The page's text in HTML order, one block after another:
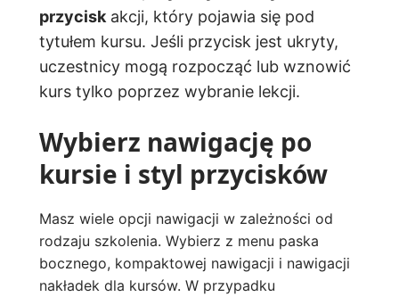
przycisk akcji, który pojawia się pod
tytułem kursu. Jeśli przycisk jest ukryty,
uczestnicy mogą rozpocząć lub wznowić
kurs tylko poprzez wybranie lekcji.
Wybierz nawigację po
kursie i styl przycisków
Masz wiele opcji nawigacji w zależności od
rodzaju szkolenia. Wybierz z menu paska
bocznego, kompaktowej nawigacji i nawigacji
nakładek dla kursów. W przypadku